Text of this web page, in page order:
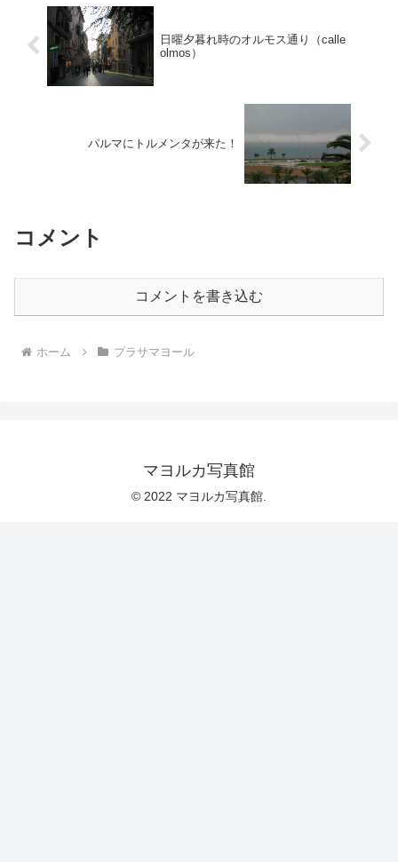
日曜夕暮れ時のオルモス通り（calle
olmos）
パルマにトルメンタが来た！
コメント
コメントを書き込む
ホーム プラサマヨール
マヨルカ写真館
© 2022 マヨルカ写真館.